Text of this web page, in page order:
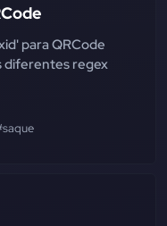
para QRCode
diferentes regex